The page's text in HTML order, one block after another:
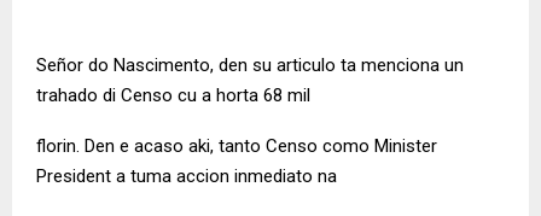
Señor do Nascimento, den su articulo ta menciona un
trahado di Censo cu a horta 68 mil
florin. Den e acaso aki, tanto Censo como Minister
President a tuma accion inmediato na